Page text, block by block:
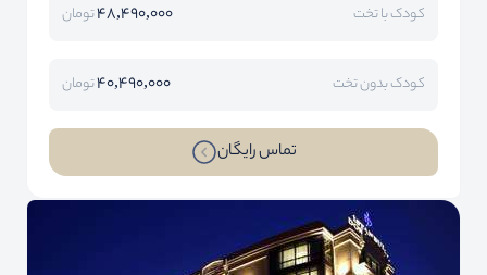
کودک با تخت 48,490,000تومان
کودک بدون تخت 40,490,000تومان
تماس رایگان